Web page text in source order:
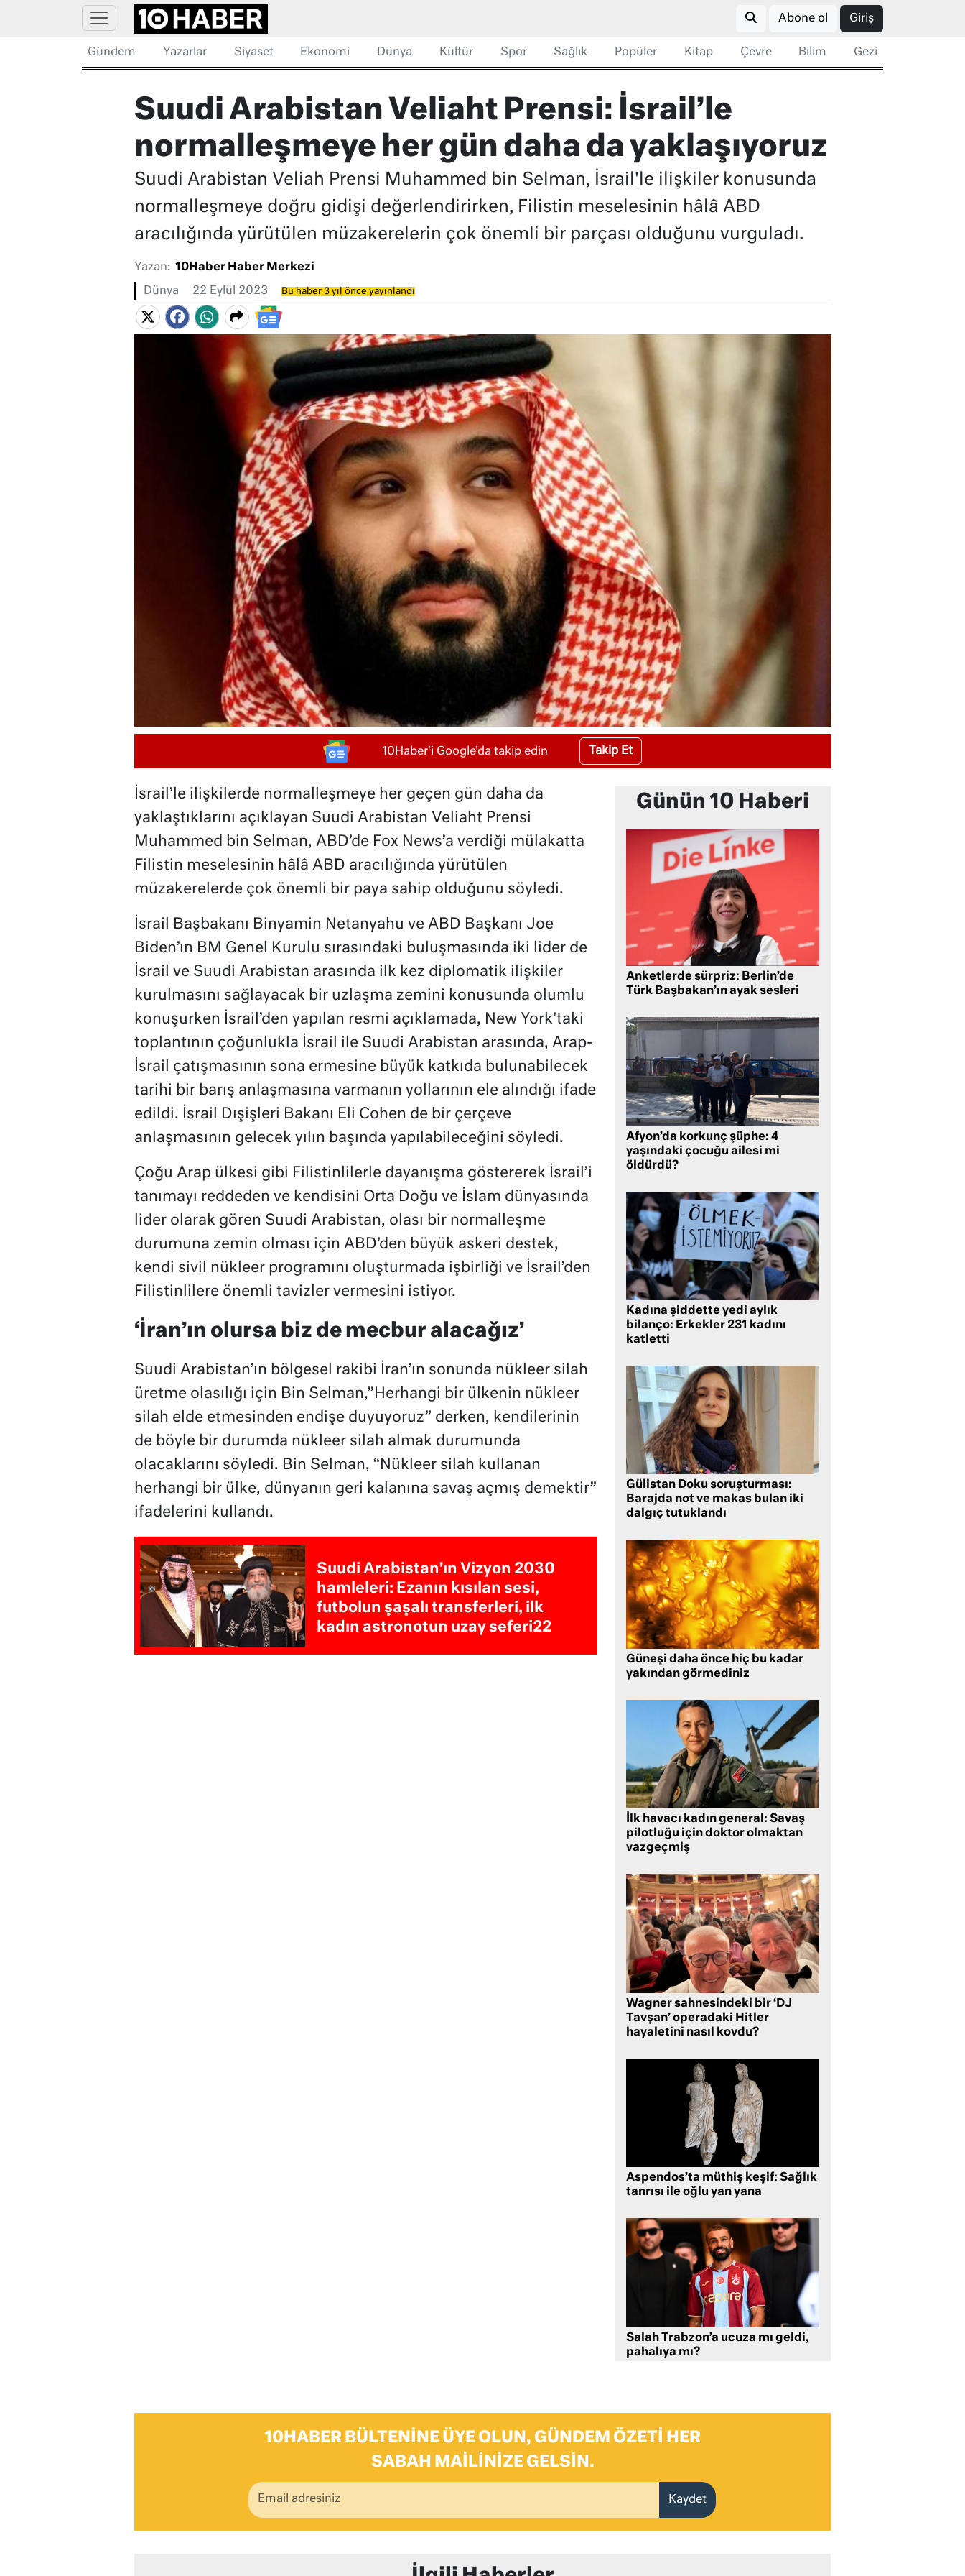
Abone ol Giriş
Gündem Yazarlar Siyaset Ekonomi Dünya Kültür Spor Sağlık Popüler Kitap Çevre Bilim Gezi
Suudi Arabistan Veliaht Prensi: İsrail’le
normalleşmeye her gün daha da yaklaşıyoruz
Suudi Arabistan Veliah Prensi Muhammed bin Selman, İsrail'le ilişkiler konusunda
normalleşmeye doğru gidişi değerlendirirken, Filistin meselesinin hâlâ ABD
aracılığında yürütülen müzakerelerin çok önemli bir parçası olduğunu vurguladı.
Yazan: 10Haber Haber Merkezi
Dünya 22 Eylül 2023 Bu haber 3 yıl önce yayınlandı
10Haber'i Google'da takip edin Takip Et
İsrail’le ilişkilerde normalleşmeye her geçen gün daha da
yaklaştıklarını açıklayan Suudi Arabistan Veliaht Prensi
Muhammed bin Selman, ABD’de Fox News’a verdiği mülakatta
Filistin meselesinin hâlâ ABD aracılığında yürütülen
müzakerelerde çok önemli bir paya sahip olduğunu söyledi.
İsrail Başbakanı Binyamin Netanyahu ve ABD Başkanı Joe
Biden’ın BM Genel Kurulu sırasındaki buluşmasında iki lider de
İsrail ve Suudi Arabistan arasında ilk kez diplomatik ilişkiler
kurulmasını sağlayacak bir uzlaşma zemini konusunda olumlu
konuşurken İsrail’den yapılan resmi açıklamada, New York’taki
toplantının çoğunlukla İsrail ile Suudi Arabistan arasında, Arap-
İsrail çatışmasının sona ermesine büyük katkıda bulunabilecek
tarihi bir barış anlaşmasına varmanın yollarının ele alındığı ifade
edildi. İsrail Dışişleri Bakanı Eli Cohen de bir çerçeve
anlaşmasının gelecek yılın başında yapılabileceğini söyledi.
Çoğu Arap ülkesi gibi Filistinlilerle dayanışma göstererek İsrail’i
tanımayı reddeden ve kendisini Orta Doğu ve İslam dünyasında
lider olarak gören Suudi Arabistan, olası bir normalleşme
durumuna zemin olması için ABD’den büyük askeri destek,
kendi sivil nükleer programını oluşturmada işbirliği ve İsrail’den
Filistinlilere önemli tavizler vermesini istiyor.
‘İran’ın olursa biz de mecbur alacağız’
Suudi Arabistan’ın bölgesel rakibi İran’ın sonunda nükleer silah
üretme olasılığı için Bin Selman,”Herhangi bir ülkenin nükleer
silah elde etmesinden endişe duyuyoruz” derken, kendilerinin
de böyle bir durumda nükleer silah almak durumunda
olacaklarını söyledi. Bin Selman, “Nükleer silah kullanan
herhangi bir ülke, dünyanın geri kalanına savaş açmış demektir”
ifadelerini kullandı.
Suudi Arabistan’ın Vizyon 2030
hamleleri: Ezanın kısılan sesi,
futbolun şaşalı transferleri, ilk
kadın astronotun uzay seferi22
Günün 10 Haberi
Anketlerde sürpriz: Berlin’de
Türk Başbakan’ın ayak sesleri
Afyon’da korkunç şüphe: 4
yaşındaki çocuğu ailesi mi
öldürdü?
Kadına şiddette yedi aylık
bilanço: Erkekler 231 kadını
katletti
Gülistan Doku soruşturması:
Barajda not ve makas bulan iki
dalgıç tutuklandı
Güneşi daha önce hiç bu kadar
yakından görmediniz
İlk havacı kadın general: Savaş
pilotluğu için doktor olmaktan
vazgeçmiş
Wagner sahnesindeki bir ‘DJ
Tavşan’ operadaki Hitler
hayaletini nasıl kovdu?
Aspendos’ta müthiş keşif: Sağlık
tanrısı ile oğlu yan yana
Salah Trabzon’a ucuza mı geldi,
pahalıya mı?
10HABER BÜLTENINE ÜYE OLUN, GÜNDEM ÖZETI HER
SABAH MAILINIZE GELSIN.
Kaydet